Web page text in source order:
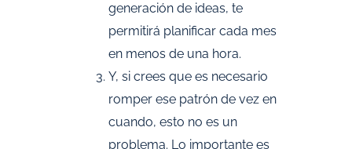
generación de ideas, te
permitirá planificar cada mes
en menos de una hora.
Y, si crees que es necesario
romper ese patrón de vez en
cuando, esto no es un
problema. Lo importante es